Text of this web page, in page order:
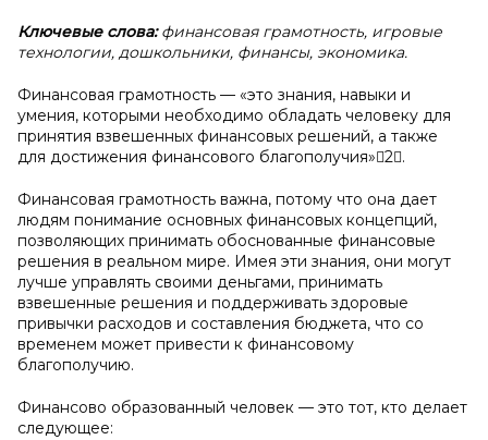
Ключевые слова:финансовая грамотность, игровые
технологии, дошкольники, финансы, экономика.
Финансовая грамотность — «это знания, навыки и
умения, которыми необходимо обладать человеку для
принятия взвешенных финансовых решений, а также
для достижения финансового благополучия»2.
Финансовая грамотность важна, потому что она дает
людям понимание основных финансовых концепций,
позволяющих принимать обоснованные финансовые
решения в реальном мире. Имея эти знания, они могут
лучше управлять своими деньгами, принимать
взвешенные решения и поддерживать здоровые
привычки расходов и составления бюджета, что со
временем может привести к финансовому
благополучию.
Финансово образованный человек — это тот, кто делает
следующее: